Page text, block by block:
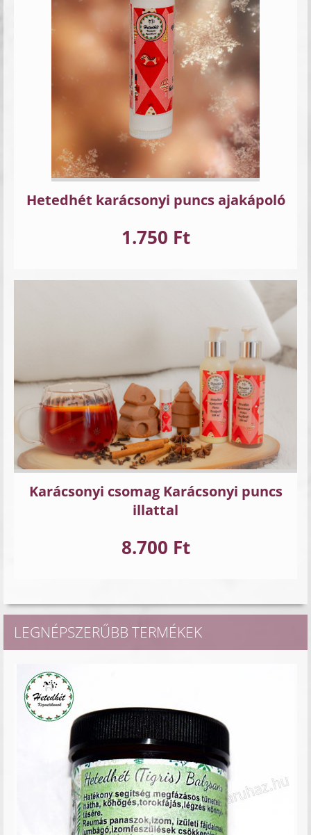
Hetedhét karácsonyi puncs ajakápoló
1.750 Ft
Karácsonyi csomag Karácsonyi puncs
illattal
8.700 Ft
LEGNÉPSZERŰBB TERMÉKEK